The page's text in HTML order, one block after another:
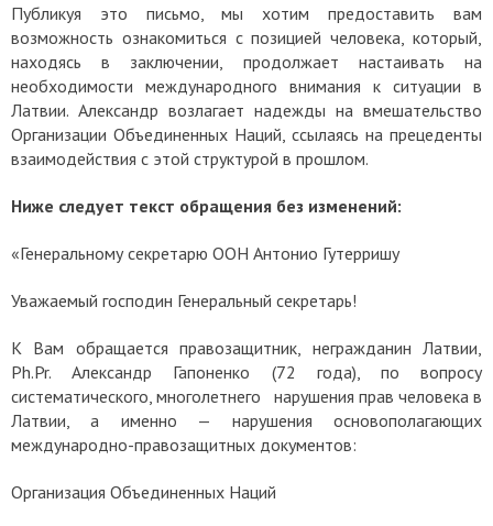
Публикуя это письмо, мы хотим предоставить вам
возможность ознакомиться с позицией человека, который,
находясь в заключении, продолжает настаивать на
необходимости международного внимания к ситуации в
Латвии. Александр возлагает надежды на вмешательство
Организации Объединенных Наций, ссылаясь на прецеденты
взаимодействия с этой структурой в прошлом.
Ниже следует текст обращения без изменений:
«Генеральному секретарю ООН Антонио Гутерришу
Уважаемый господин Генеральный секретарь!
К Вам обращается правозащитник, негражданин Латвии,
Ph.Pr. Александр Гапоненко (72 года), по вопросу
систематического, многолетнего нарушения прав человека в
Латвии, а именно — нарушения основополагающих
международно-правозащитных документов:
Организация Объединенных Наций